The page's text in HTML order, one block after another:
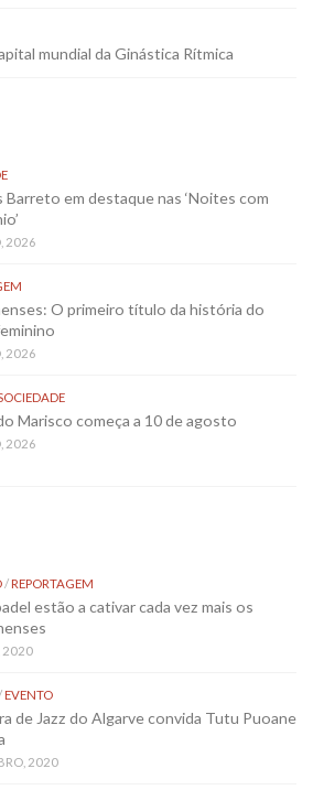
mundial da Ginástica Rítmica
Barreto em destaque nas ‘Noites com
2026
O primeiro título da história do
2026
Marisco começa a 10 de agosto
2026
/REPORTAGEM
estão a cativar cada vez mais os
2020
EVENTO
de Jazz do Algarve convida Tutu Puoane
2020